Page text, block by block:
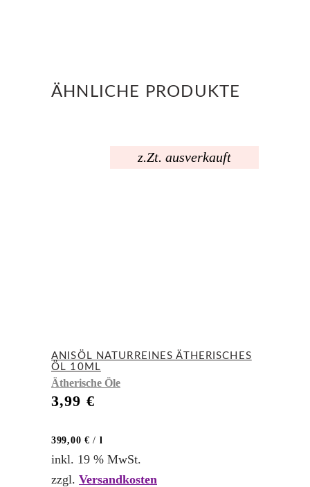
ÄHNLICHE PRODUKTE
z.Zt. ausverkauft
ANISÖL NATURREINES ÄTHERISCHES
ÖL 10ML
Ätherische Öle
3,99 €
399,00 € / l
inkl. 19 % MwSt.
zzgl. Versandkosten